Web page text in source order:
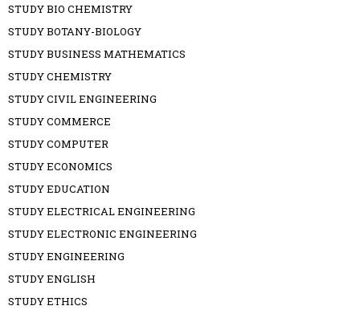
STUDY BIO CHEMISTRY
STUDY BOTANY-BIOLOGY
STUDY BUSINESS MATHEMATICS
STUDY CHEMISTRY
STUDY CIVIL ENGINEERING
STUDY COMMERCE
STUDY COMPUTER
STUDY ECONOMICS
STUDY EDUCATION
STUDY ELECTRICAL ENGINEERING
STUDY ELECTRONIC ENGINEERING
STUDY ENGINEERING
STUDY ENGLISH
STUDY ETHICS